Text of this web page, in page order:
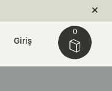
0
Giriş